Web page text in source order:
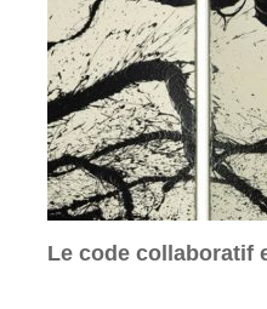
Le code collaboratif